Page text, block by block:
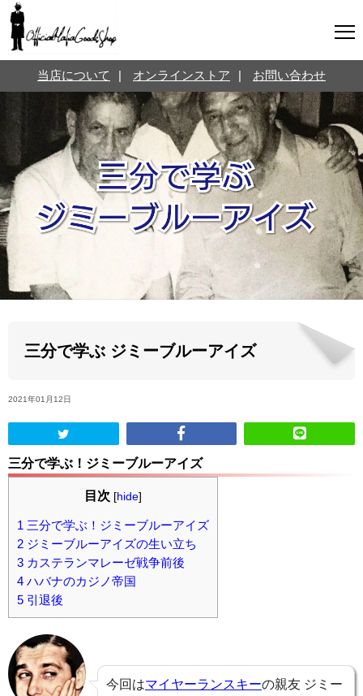
Twitterはこちら @jpmeyerlanskytm
カテゴリ
お知らせ マフィアの小話
名言・悩み相談
映画・ドラマ紹介 映画雑学
時事ニュース 書籍紹介
ABOUT US
当店の紹介
オンラインストア
お問い合わせ
当店について オンラインストア お問い合わせ
三分で学ぶ ジミーブルーアイズ
2021年01月12日
三分で学ぶ！ジミーブルーアイズ
目次 [hide]
1 三分で学ぶ！ジミーブルーアイズ
2 ジミーブルーアイズの生い立ち
3 カステランマレーゼ戦争前後
4 ハバナのカジノ帝国
5 引退後
今回はマイヤーランスキーの親友 ジミー
オンラインストア
お問い合わせ
言葉のお医者さん